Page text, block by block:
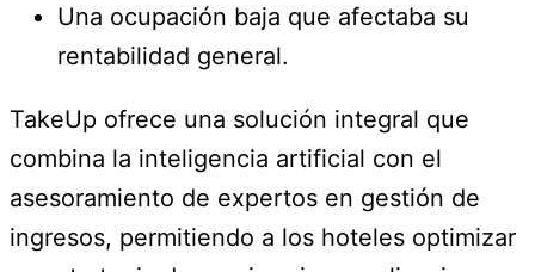
Una ocupación baja que afectaba su
rentabilidad general.
TakeUp ofrece una solución integral que
combina la inteligencia artificial con el
asesoramiento de expertos en gestión de
ingresos, permitiendo a los hoteles optimizar